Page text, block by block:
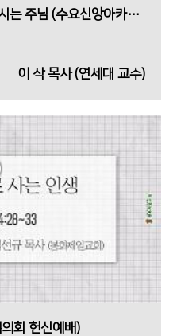
하늘의 소리를 듣기를 요청하시는 주님 (수요신앙아카데미②)
이 삭 목사 (연세대 교수)
회 헌신예배)